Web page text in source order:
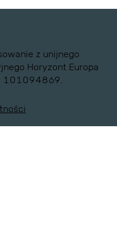
z unijnego
Horyzont Europa
101094869.